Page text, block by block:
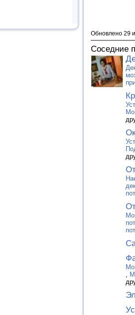
Обновлено 29
Соседние